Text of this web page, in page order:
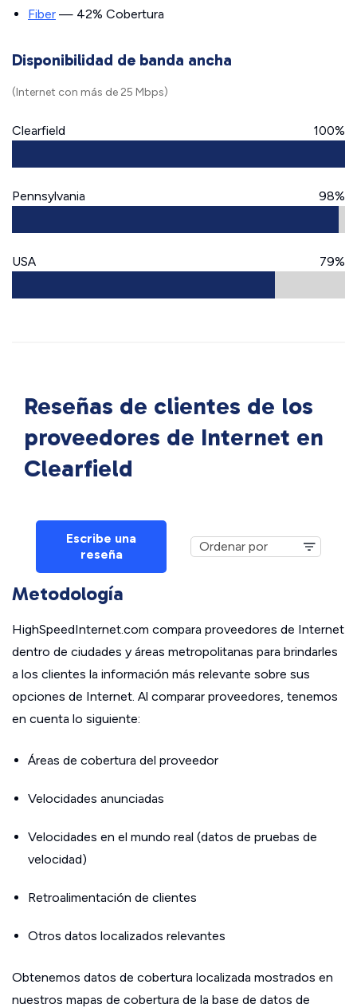
Fiber — 42% Cobertura
Disponibilidad de banda ancha
(Internet con más de 25 Mbps)
Clearfield 100%
Pennsylvania 98%
USA 79%
Reseñas de clientes de los
proveedores de Internet en
Clearfield
Escribe una
reseña
Metodología
HighSpeedInternet.com compara proveedores de Internet
dentro de ciudades y áreas metropolitanas para brindarles
a los clientes la información más relevante sobre sus
opciones de Internet. Al comparar proveedores, tenemos
en cuenta lo siguiente:
Áreas de cobertura del proveedor
Velocidades anunciadas
Velocidades en el mundo real (datos de pruebas de
velocidad)
Retroalimentación de clientes
Otros datos localizados relevantes
Obtenemos datos de cobertura localizada mostrados en
nuestros mapas de cobertura de la base de datos de